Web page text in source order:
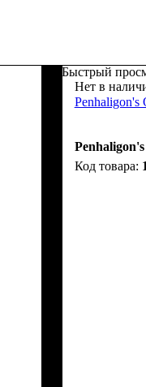
Быстрый
Нет в
Penhaligon's
Penhaligon's